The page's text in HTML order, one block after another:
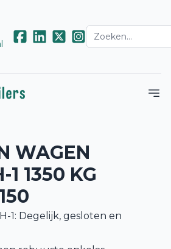
WAGEN
1 1350 KG
1: Degelijk, gesloten en